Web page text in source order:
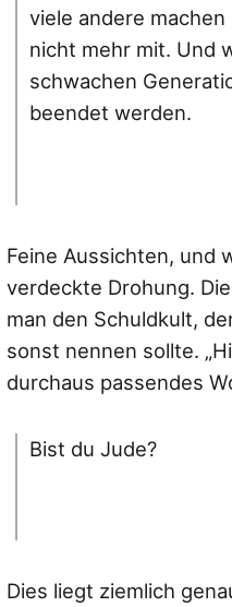
viele andere
nicht mehr mit. Und
schwachen
beendet werden.
Feine Aussichten, und
verdeckte Drohung.
man den Schuldkult,
sonst nennen sollte.
durchaus passendes
Bist du Jude?
Dies liegt ziemlich